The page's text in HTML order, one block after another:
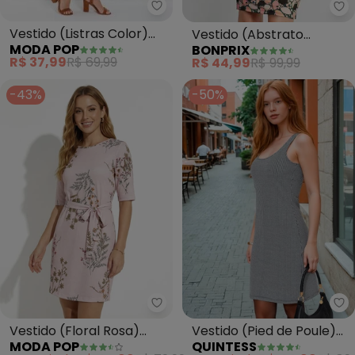
Moda Pop - Vestido (Listras
Vestido (Listras Color)
com Faixa para Amarrar
MODA POP
R$ 37,99R$ 69,99
Vestido (Abstrato
Colorido) em Malha Fria
BONPRIX
R$ 44,99R$ 99,99
-43%
Moda Pop - Vestido (Floral
Vestido (Floral Rosa)
com Mangas Curtas e
MODA POP
-50%
Vestido (Pied de Poule)
em Malha Jacquard
QUINTESS